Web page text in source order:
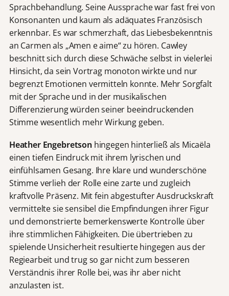
Sprachbehandlung. Seine Aussprache war fast frei von
Konsonanten und kaum als adäquates Französisch
erkennbar. Es war schmerzhaft, das Liebesbekenntnis
an Carmen als „Amen e aime“ zu hören. Cawley
beschnitt sich durch diese Schwäche selbst in vielerlei
Hinsicht, da sein Vortrag monoton wirkte und nur
begrenzt Emotionen vermitteln konnte. Mehr Sorgfalt
mit der Sprache und in der musikalischen
Differenzierung würden seiner beeindruckenden
Stimme wesentlich mehr Wirkung geben.
Heather Engebretsonhingegen hinterließ als Micaëla
einen tiefen Eindruck mit ihrem lyrischen und
einfühlsamen Gesang. Ihre klare und wunderschöne
Stimme verlieh der Rolle eine zarte und zugleich
kraftvolle Präsenz. Mit fein abgestufter Ausdruckskraft
vermittelte sie sensibel die Empfindungen ihrer Figur
und demonstrierte bemerkenswerte Kontrolle über
ihre stimmlichen Fähigkeiten. Die übertrieben zu
spielende Unsicherheit resultierte hingegen aus der
Regiearbeit und trug so gar nicht zum besseren
Verständnis ihrer Rolle bei, was ihr aber nicht
anzulasten ist.